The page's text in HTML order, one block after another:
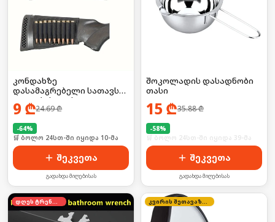
კონდახზე
დასამაგრებელი სათავსო
ტყვიებისთვის
9 ₾24.69₾
-64%
🛒 ბოლო 24სთ-ში იყიდა 10-მა
შეკვეთა
გადახდა მიღებისას
შოკოლადის დასადნობი
თასი
15 ₾35.88₾
-58%
🛒 ბოლო 24სთ-ში იყიდა 39-მა
შეკვეთა
გადახდა მიღებისას
დღეს ტრენდში კვირის შეთავაზება